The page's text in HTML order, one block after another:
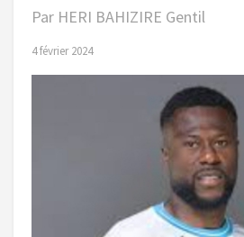
Par HERI BAHIZIRE Gentil
4 février 2024